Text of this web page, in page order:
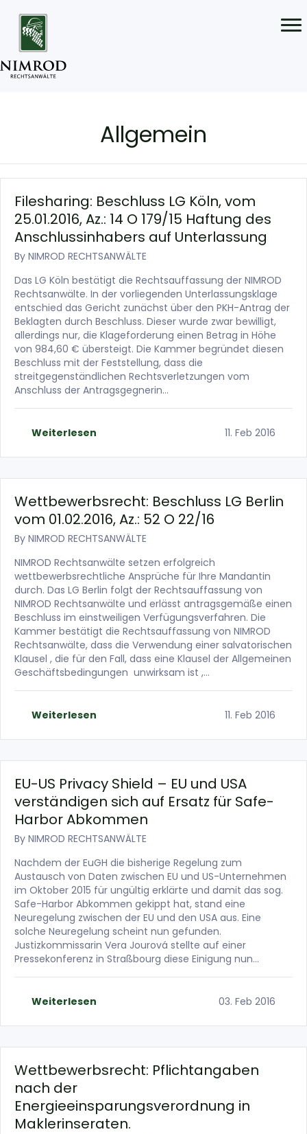
Allgemein
Filesharing: Beschluss LG Köln, vom
25.01.2016, Az.: 14 O 179/15 Haftung des
Anschlussinhabers auf Unterlassung
By NIMROD RECHTSANWÄLTE
Das LG Köln bestätigt die Rechtsauffassung der NIMROD
Rechtsanwälte. In der vorliegenden Unterlassungsklage
entschied das Gericht zunächst über den PKH-Antrag der
Beklagten durch Beschluss. Dieser wurde zwar bewilligt,
allerdings nur, die Klageforderung einen Betrag in Höhe
von 984,60 € übersteigt. Die Kammer begründet diesen
Beschluss mit der Feststellung, dass die
streitgegenständlichen Rechtsverletzungen vom
Anschluss der Antragsgegnerin…
Weiterlesen 11. Feb 2016
Wettbewerbsrecht: Beschluss LG Berlin
vom 01.02.2016, Az.: 52 O 22/16
By NIMROD RECHTSANWÄLTE
NIMROD Rechtsanwälte setzen erfolgreich
wettbewerbsrechtliche Ansprüche für Ihre Mandantin
durch. Das LG Berlin folgt der Rechtsauffassung von
NIMROD Rechtsanwälte und erlässt antragsgemäße einen
Beschluss im einstweiligen Verfügungsverfahren. Die
Kammer bestätigt die Rechtsauffassung von NIMROD
Rechtsanwälte, dass die Verwendung einer salvatorischen
Klausel , die für den Fall, dass eine Klausel der Allgemeinen
Geschäftsbedingungen unwirksam ist ,…
Weiterlesen 11. Feb 2016
EU-US Privacy Shield – EU und USA
verständigen sich auf Ersatz für Safe-
Harbor Abkommen
By NIMROD RECHTSANWÄLTE
Nachdem der EuGH die bisherige Regelung zum
Austausch von Daten zwischen EU und US-Unternehmen
im Oktober 2015 für ungültig erklärte und damit das sog.
Safe-Harbor Abkommen gekippt hat, stand eine
Neuregelung zwischen der EU und den USA aus. Eine
solche Neuregelung scheint nun gefunden.
Justizkommissarin Vera Jourová stellte auf einer
Pressekonferenz in Straßbourg diese Einigung nun…
Weiterlesen 03. Feb 2016
Wettbewerbsrecht: Pflichtangaben
nach der
Energieeinsparungsverordnung in
Maklerinseraten.